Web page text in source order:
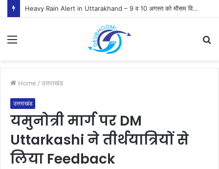
Heavy Rain Alert in Uttarakhand – 9 व 10 अगस्त को मौसम विभाग ने जारी किया ऑरेंज व येलो अलर्ट
Menu
Home / उत्तराखंड
उत्तराखंड
यमुनोत्री मार्ग पर DM
Uttarkashi ने तीर्थयात्रियों से
लिया Feedback